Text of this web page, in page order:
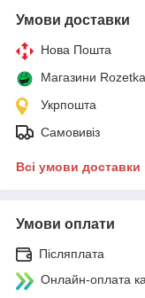
Умови доставки
Нова Пошта
Магазини Rozetka
Укрпошта
Самовивіз
Всі умови доставки
Умови оплати
Післяплата
Онлайн-оплата